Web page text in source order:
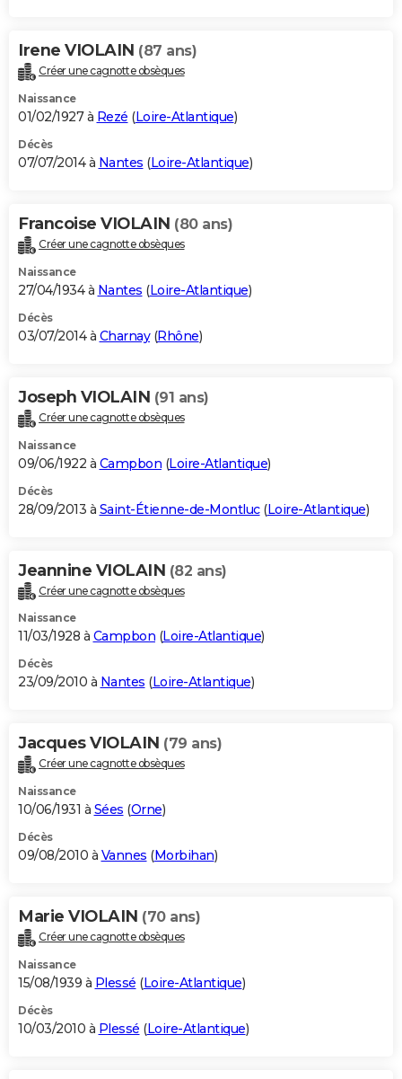
Irene VIOLAIN (87 ans)
Créer une cagnotte obsèques
Naissance
01/02/1927 à Rezé (Loire-Atlantique)
Décès
07/07/2014 à Nantes (Loire-Atlantique)
Francoise VIOLAIN (80 ans)
Créer une cagnotte obsèques
Naissance
27/04/1934 à Nantes (Loire-Atlantique)
Décès
03/07/2014 à Charnay(Rhône)
Joseph VIOLAIN (91 ans)
Créer une cagnotte obsèques
Naissance
09/06/1922 à Campbon (Loire-Atlantique)
Décès
28/09/2013 à Saint-Étienne-de-Montluc(Loire-Atlantique)
Jeannine VIOLAIN (82 ans)
Créer une cagnotte obsèques
Naissance
11/03/1928 à Campbon (Loire-Atlantique)
Décès
23/09/2010 à Nantes (Loire-Atlantique)
Jacques VIOLAIN (79 ans)
Créer une cagnotte obsèques
Naissance
10/06/1931 à Sées (Orne)
Décès
09/08/2010 à Vannes (Morbihan)
Marie VIOLAIN (70 ans)
Créer une cagnotte obsèques
Naissance
15/08/1939 à Plessé (Loire-Atlantique)
Décès
10/03/2010 à Plessé (Loire-Atlantique)